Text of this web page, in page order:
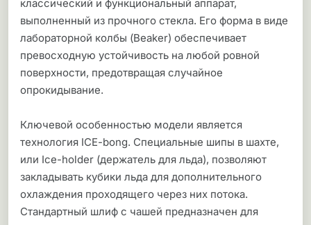
классический и функциональный аппарат,
выполненный из прочного стекла. Его форма в виде
лабораторной колбы (Beaker) обеспечивает
превосходную устойчивость на любой ровной
поверхности, предотвращая случайное
опрокидывание.
Ключевой особенностью модели является
технология ICE-bong. Специальные шипы в шахте,
или Ice-holder (держатель для льда), позволяют
закладывать кубики льда для дополнительного
охлаждения проходящего через них потока.
Стандартный шлиф с чашей предназначен для